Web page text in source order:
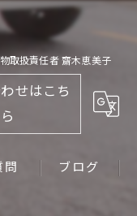
取扱責任者 齋木恵美子
せはこち
ら
問 ブログ